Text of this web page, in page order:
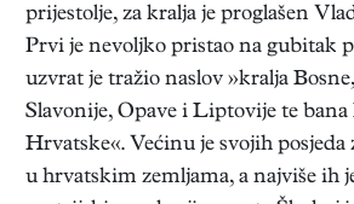
prijestolje, za kralja je proglašen
Prvi je nevoljko pristao na gubitak
uzvrat je tražio naslov »kralja
Slavonije, Opave i Liptovije te
Hrvatske«. Većinu je svojih posjeda
u hrvatskim zemljama, a najviše ih